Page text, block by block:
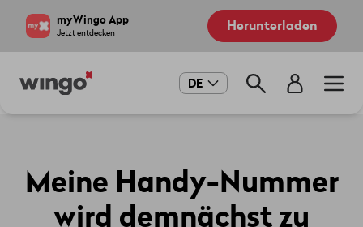
myWingo App
Jetzt entdecken Herunterladen
Main
DE
Meine Handy-Nummer
wird demnächst zu